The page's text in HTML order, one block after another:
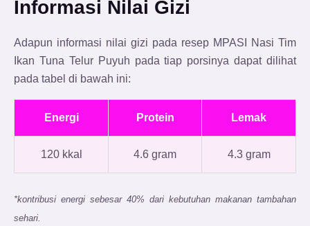
Informasi Nilai Gizi
Adapun informasi nilai gizi pada resep MPASI Nasi Tim
Ikan Tuna Telur Puyuh pada tiap porsinya dapat dilihat
pada tabel di bawah ini:
Energi Protein Lemak
120 kkal 4.6 gram 4.3 gram
*kontribusi energi sebesar 40% dari kebutuhan makanan tambahan
sehari.